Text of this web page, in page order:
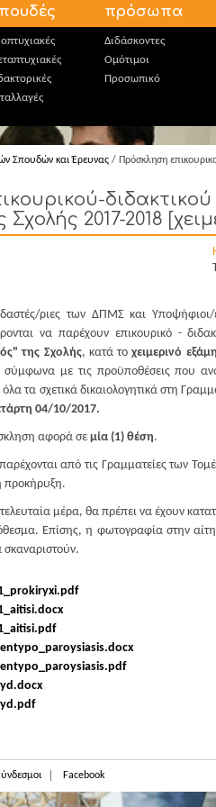
πρόσωπα
Διδάσκοντες
Ομότιμοι
Προσωπικό
Σπουδών και Έρευνας / Πρόσκληση
2017-2018
ριες των ΔΠΜΣ και Υποψήφιοι/
να παρέχουν επικουρικό -
της Σχολής, κατά τοχειμερινό
με τις προϋποθέσεις που
τα σχετικά δικαιολογητικά στη
04/10/2017.
αφορά σε μία (1) θέση.
από τις Γραμματείες των
προκήρυξη.
τελευταία μέρα, θα πρέπει να έχουν
Επίσης, η φωτογραφία στην
σκαναριστούν.
Facebook